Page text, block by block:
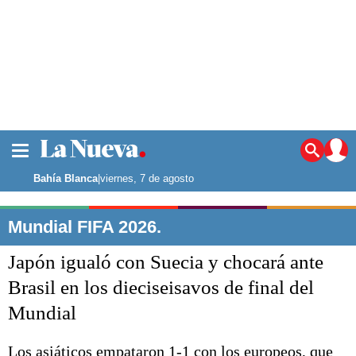
Noticias
La ciudad
Punta Alta
El país
El mundo
Seguridad
Liga del Sur
Bahía Blanca|viernes, 7 de agosto
Mundial FIFA 2026.
Japón igualó con Suecia y chocará ante
Brasil en los dieciseisavos de final del
Mundial
Los asiáticos empataron 1-1 con los europeos, que